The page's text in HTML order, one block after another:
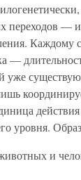
переходов —
Каждому
—
уже
уровня.
и